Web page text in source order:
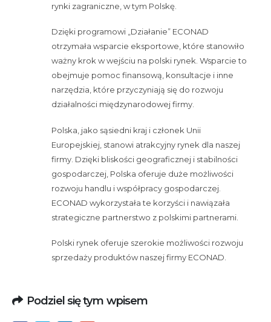
rynki zagraniczne, w tym Polskę.
Dzięki programowi „Działanie” ECONAD
otrzymała wsparcie eksportowe, które stanowiło
ważny krok w wejściu na polski rynek. Wsparcie to
obejmuje pomoc finansową, konsultacje i inne
narzędzia, które przyczyniają się do rozwoju
działalności międzynarodowej firmy.
Polska, jako sąsiedni kraj i członek Unii
Europejskiej, stanowi atrakcyjny rynek dla naszej
firmy. Dzięki bliskości geograficznej i stabilności
gospodarczej, Polska oferuje duże możliwości
rozwoju handlu i współpracy gospodarczej.
ECONAD wykorzystała te korzyści i nawiązała
strategiczne partnerstwo z polskimi partnerami.
Polski rynek oferuje szerokie możliwości rozwoju
sprzedaży produktów naszej firmy ECONAD.
Podziel się tym wpisem